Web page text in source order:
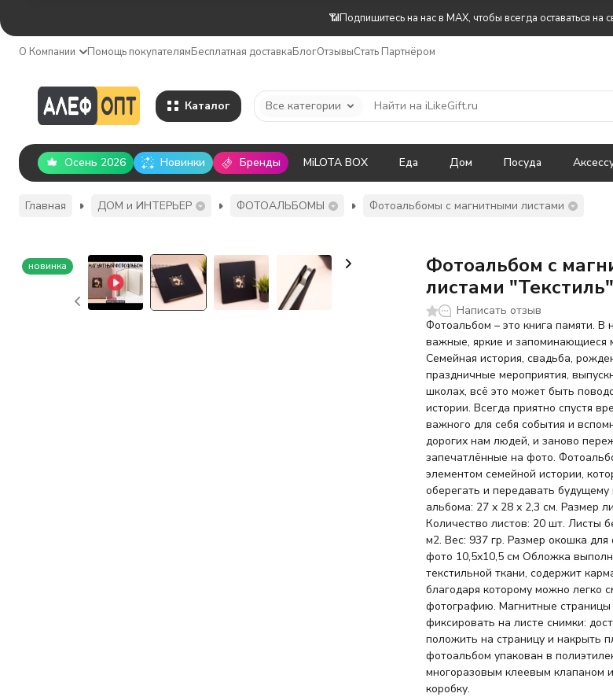
📶Подпишитесь на нас в MAX, чтобы всегда оставаться на
О Компании Помощь покупателямБесплатная доставкаБлогОтзывыСтать Партнёром
Каталог Все категории
Осень 2026 Новинки Бренды MiLOTA BOX Еда Дом Посуда
Главная ДОМ и ИНТЕРЬЕР ФОТОАЛЬБОМЫ Фотоальбомы с магнитными листами
новинка
Фотоальбом с
листами
Написать отзыв
Фотоальбом – это книга памяти. В
важные, яркие и запоминающиеся
Семейная история, свадьба,
праздничные мероприятия,
школах, всё это может быть
истории. Всегда приятно спустя
важного для себя события и
дорогих нам людей, и заново
запечатлённые на фото.
элементом семейной истории,
оберегать и передавать
альбома: 27 х 28 х 2,3 см. Размер
Количество листов: 20 шт. Листы
м2. Вес: 937 гр. Размер окошка
фото 10,5х10,5 см Обложка
текстильной ткани, содержит
благодаря которому можно легко
фотографию. Магнитные страницы
фиксировать на листе снимки:
положить на страницу и накрыть
фотоальбом упакован в
многоразовым клеевым клапаном
коробку.